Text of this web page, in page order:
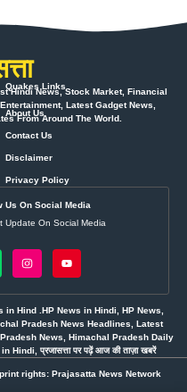
Hindi News, Stock Market, Financial
Latest Gadget News,
From Around The World.
Quakes Links
About Us
Contact Us
Disclaimer
Privacy Policy
Us On Social Media
Update On Social Media
Hind .HP News in Hindi, HP News,
Pradesh News Headlines, Latest
News, Himachal Pradesh Daily
प्रजासत्ता पर पढ़ें आज की ताज़ा खबरें
rights: Prajasatta News Network